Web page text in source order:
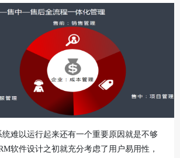
统难以运行起来还有一个重要原因就是不够
软件设计之初就充分考虑了用户易用性，